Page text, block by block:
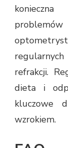
problemów
refrakcji.
dieta i
kluczowe
wzrokiem.